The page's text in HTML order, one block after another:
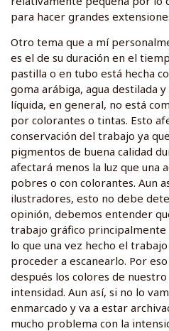
para hacer grandes
Otro tema que a mí
es el de su duración en el
pastilla o en tubo está hecha
goma arábiga, agua destilada
líquida, en general, no está
por colorantes o tintas. Esto
conservación del trabajo ya
pigmentos de buena calidad
afectará menos la luz que una
pobres o con colorantes. Aun
ilustradores, esto no debe
opinión, debemos entender
trabajo gráfico
lo que una vez hecho el
proceder a escanearlo. Por
después los colores de
intensidad. Aun así, si no lo
enmarcado y va a estar
mucho problema con la